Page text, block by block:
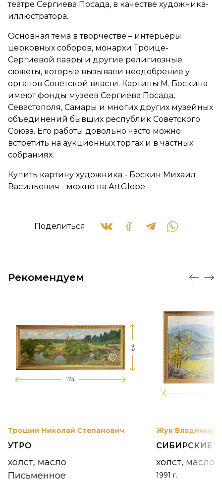
театре Сергиева Посада, в качестве художника-
иллюстратора.
Основная тема в творчестве – интерьеры
церковных соборов, монархи Троице-
Сергиевой лавры и другие религиозные
сюжеты, которые вызывали неодобрение у
органов Советской власти. Картины М. Боскина
имеют фонды музеев Сергиева Посада,
Севастополя, Самары и многих других музейных
объединений бывших республик Советского
Союза. Его работы довольно часто можно
встретить на аукционных торгах и в частных
собраниях.
Купить картину художника - Боскин Михаил
Васильевич - можно на ArtGlobe.
Поделиться
Рекомендуем
174
64
Трошин Николай Степанович
УТРО
холст, масло
Письменное
Жук Владимир
СИБИРСКИЕ
холст, масло
1991 г.